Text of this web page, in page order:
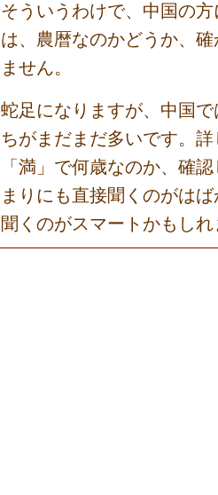
そういうわけで、中国の
は、農暦なのかどうか、
ません。
蛇足になりますが、中国
ちがまだまだ多いです。
「満」で何歳なのか、確
まりにも直接聞くのがは
聞くのがスマートかもし